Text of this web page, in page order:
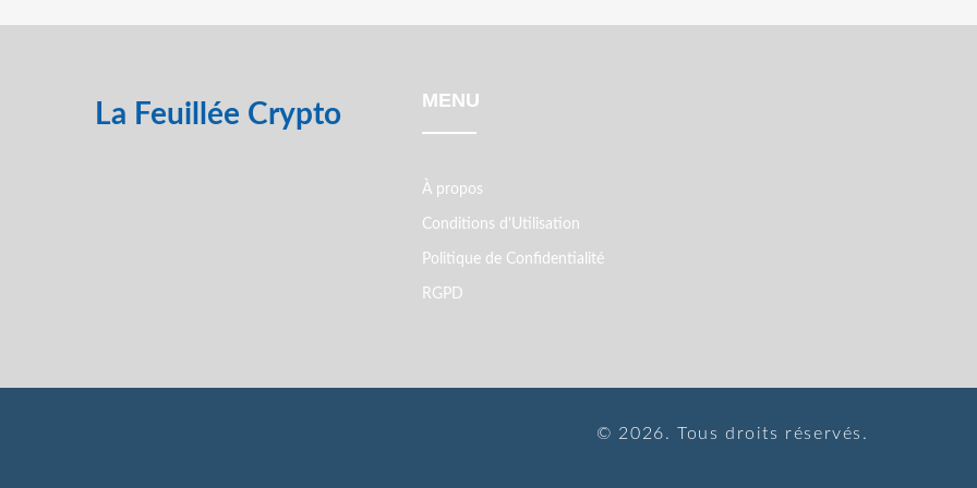
La Feuillée Crypto MENU
À propos
Conditions d'Utilisation
Politique de Confidentialité
RGPD
© 2026. Tous droits réservés.